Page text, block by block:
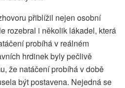
přiblížil nejen osobní
rozebral i několik lákadel, která
probíhá v reálném
hrdinek byly pečlivě
že natáčení probíhá v době
být postavena. Nejedná se